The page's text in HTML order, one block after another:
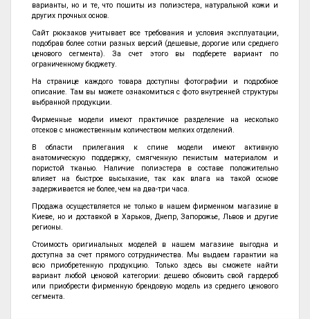
варианты, но и те, что пошиты из полиэстера, натуральной кожи и
других прочных основ.
Сайт рюкзаков учитывает все требования и условия эксплуатации,
подобрав более сотни разных версий (дешевые, дорогие или среднего
ценового сегмента). За счет этого вы подберете вариант по
ограниченному бюджету.
На странице каждого товара доступны фотографии и подробное
описание. Там вы можете ознакомиться с фото внутренней структуры
выбранной продукции.
Фирменные модели имеют практичное разделение на несколько
отсеков с множественным количеством мелких отделений.
В области прилегания к спине модели имеют активную
анатомическую поддержку, смягченную пенистым материалом и
пористой тканью. Наличие полиэстера в составе положительно
влияет на быстрое высыхание, так как влага на такой основе
задерживается не более, чем на два-три часа.
Продажа осуществляется не только в нашем фирменном магазине в
Киеве, но и доставкой в Харьков, Днепр, Запорожье, Львов и другие
регионы.
Стоимость оригинальных моделей в нашем магазине выгодна и
доступна за счет прямого сотрудничества. Мы выдаем гарантии на
всю приобретенную продукцию. Только здесь вы сможете найти
вариант любой ценовой категории: дешево обновить свой гардероб
или приобрести фирменную брендовую модель из среднего ценового
сегмента.